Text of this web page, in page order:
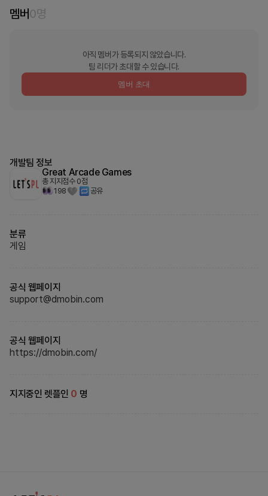
멤버0명
아직 멤버가 등록되지 않았습니다.
팀 리더가 초대할 수 있습니다.
멤버 초대
개발팀 정보
Great Arcade Games
총 지지점수 0점
198
공유
분류
게임
공식 웹페이지
support@dmobin.com
공식 웹페이지
https://dmobin.com/
지지중인 렛플인 0 명